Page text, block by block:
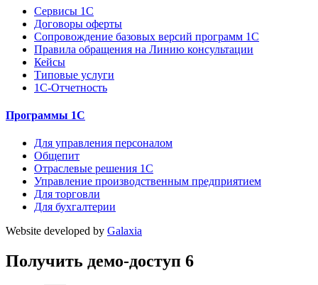
Сервисы 1С
Договоры оферты
Сопровождение базовых версий программ 1С
Правила обращения на Линию консультации
Кейсы
Типовые услуги
1С-Отчетность
Программы 1С
Для управления персоналом
Общепит
Отраслевые решения 1С
Управление производственным предприятием
Для торговли
Для бухгалтерии
Website developed by Galaxia
Получить демо-доступ 6